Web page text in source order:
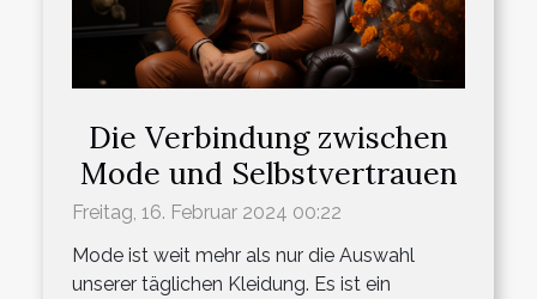
Die Verbindung zwischen
Mode und Selbstvertrauen
Freitag, 16. Februar 2024 00:22
Mode ist weit mehr als nur die Auswahl
unserer täglichen Kleidung. Es ist ein